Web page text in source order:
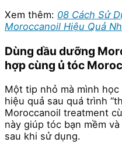
Xem thêm: 08 Cách Sử
Moroccanoil Hiệu Quả
Dùng dầu dưỡng
hợp cùng ủ tóc
Một tip nhỏ mà mình
hiệu quả sau quá trình
Moroccanoil treatment
này giúp tóc bạn mềm
sau khi sử dụng.